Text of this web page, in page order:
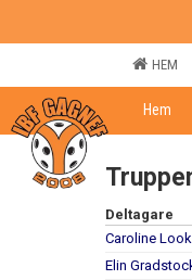
HEM
Hem
Deltagare
Caroline Look
Elin